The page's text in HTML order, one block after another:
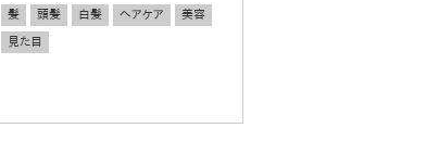
髪 頭髪 白髪 ヘアケア
美容
見た目